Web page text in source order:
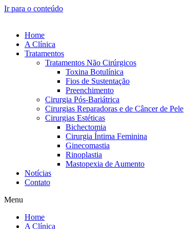
Ir para o conteúdo
Home
A Clínica
Tratamentos
Tratamentos Não Cirúrgicos
Toxina Botulínica
Fios de Sustentação
Preenchimento
Cirurgia Pós-Bariátrica
Cirurgias Reparadoras e de Câncer de Pele
Cirurgias Estéticas
Bichectomia
Cirurgia Íntima Feminina
Ginecomastia
Rinoplastia
Mastopexia de Aumento
Notícias
Contato
Menu
Home
A Clínica